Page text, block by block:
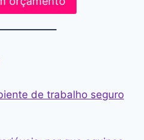
de trabalho seguro